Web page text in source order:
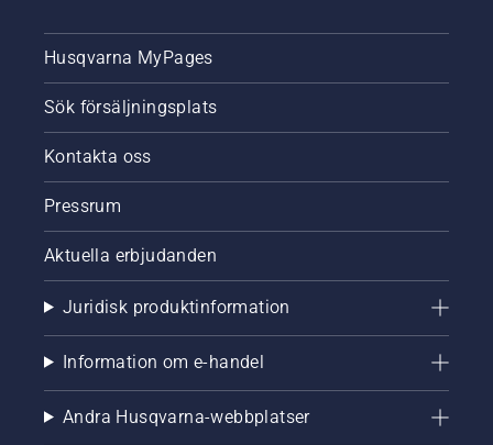
Husqvarna MyPages
Sök försäljningsplats
Kontakta oss
Pressrum
Aktuella erbjudanden
Juridisk produktinformation
Information om e-handel
Andra Husqvarna-webbplatser